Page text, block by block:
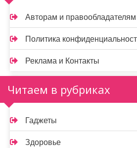
Авторам и правообладателям
Политика
Реклама и Контакты
Читаем в рубриках
Гаджеты
Здоровье